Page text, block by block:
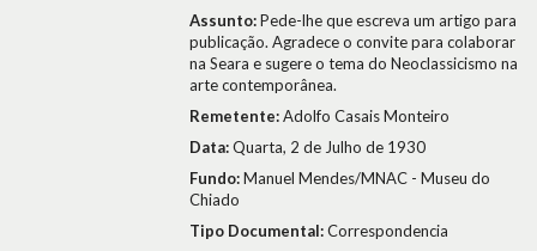
Assunto:Pede-lhe que escreva um artigo para
publicação. Agradece o convite para colaborar
na Seara e sugere o tema do Neoclassicismo na
arte contemporânea.
Remetente:Adolfo Casais Monteiro
Data:Quarta, 2 de Julho de 1930
Fundo:Manuel Mendes/MNAC - Museu do
Chiado
Tipo Documental:Correspondencia